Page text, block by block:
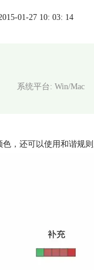
01-27 10: 03: 14
系统平台: Win/Mac
，还可以使用和谐规则